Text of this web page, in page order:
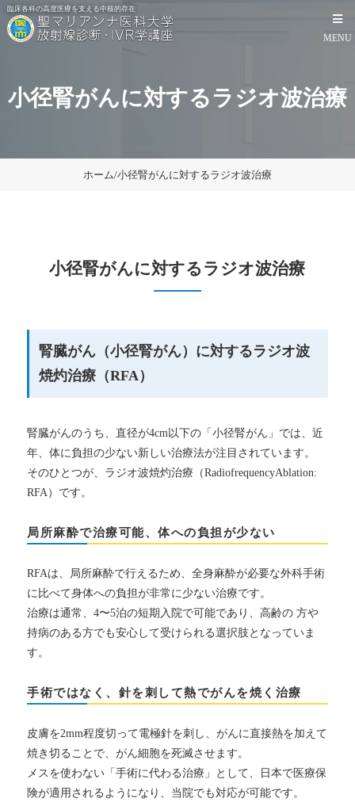
臨床各科の高度医療を支える中核的存在
MENU
小径腎がんに対するラジオ波治療
ホーム/小径腎がんに対するラジオ波治療
小径腎がんに対するラジオ波治療
腎臓がん（小径腎がん）に対するラジオ波
焼灼治療（RFA）
腎臓がんのうち、直径が4cm以下の「小径腎がん」では、近
年、体に負担の少ない新しい治療法が注目されています。
そのひとつが、ラジオ波焼灼治療（RadiofrequencyAblation:
RFA）です。
局所麻酔で治療可能、体への負担が少ない
RFAは、局所麻酔で行えるため、全身麻酔が必要な外科手術
に比べて身体への負担が非常に少ない治療です。
治療は通常、4〜5泊の短期入院で可能であり、高齢の 方や
持病のある方でも安心して受けられる選択肢となっていま
す。
手術ではなく、針を刺して熱でがんを焼く治療
皮膚を2mm程度切って電極針を刺し、がんに直接熱を加えて
焼き切ることで、がん細胞を死滅させます。
メスを使わない「手術に代わる治療」として、日本で医療保
険が適用されるようになり、当院でも対応が可能です。
IVR
見学・医局員募集